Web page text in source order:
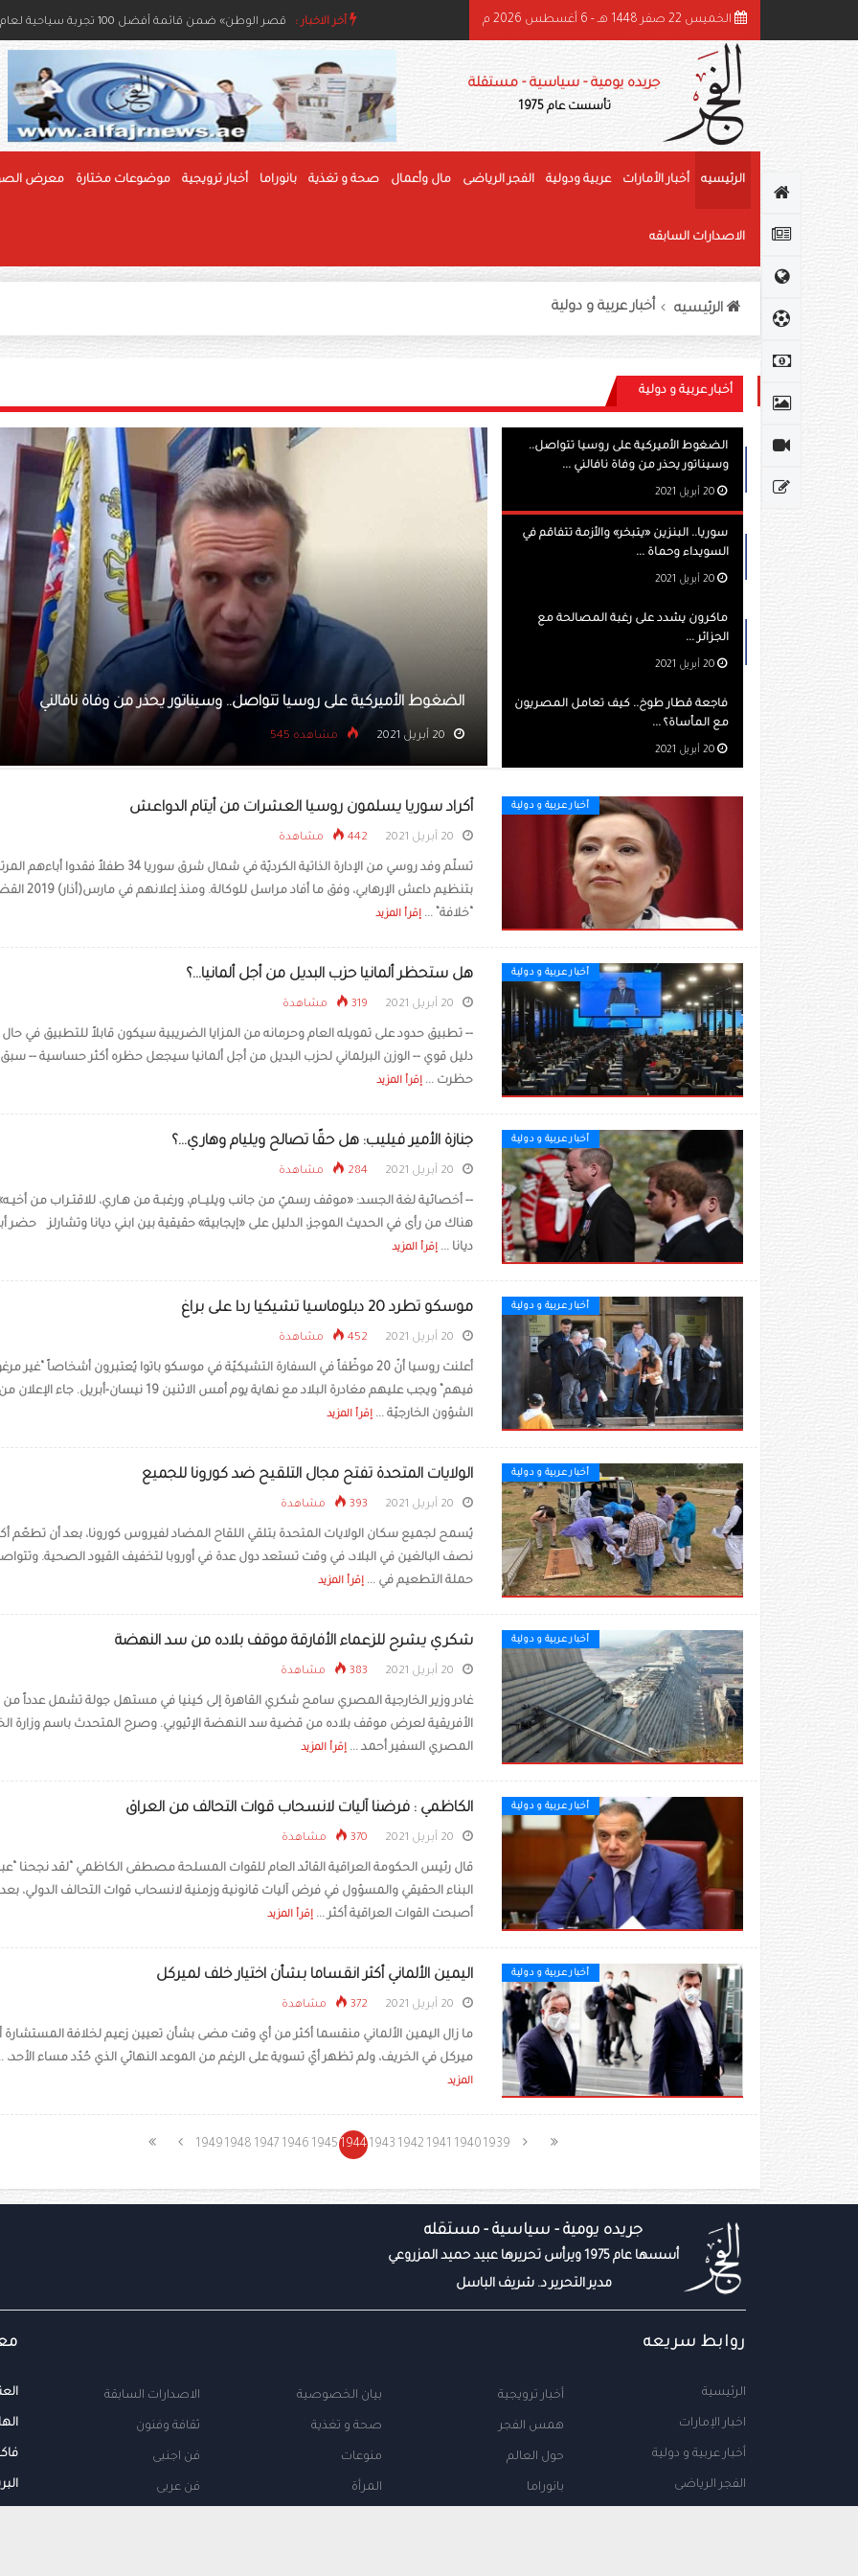
أخر الاخبار : مسابقات الفاكهة بمهرجان الوثبة للرطب تعزز جودة الوثبة للرطب يتوج الفائزين في «خرايف البيت» والمانجو
الخميس 22 صفر 1448 هـ - 6 أغسطس 2026 م
جريده يومية - سياسية - مستقلة
تأسست عام 1975
الرئيسيه أخبار الأمارات عربية ودولية الفجر الرياضى مال وأعمال صحة و تغذية بانوراما أخبار ترويجية موضوعات مختارة معرض
الاصدارات السابقه
الرئيسيه أخبار عربية و دولية
أخبار عربية و دولية
الضغوط الأميركية على روسيا تتواصل..
وسيناتور يحذر من وفاة نافالني ...
سوريا.. البنزين «يتبخر» والأزمة تتفاقم في
السويداء وحماة ...
ماكرون يشدد على رغبة المصالحة مع
الجزائر ...
فاجعة قطار طوخ.. كيف تعامل المصريون
مع المأساة؟ ...
على روسيا تتواصل.. وسيناتور يحذر من وفاة نافالني سوريا.. البنزين «يتبخر» والأزمة تتفاقم في السويداء وحماة
20 أبريل 2021 مشاهده 478
أخبار عربية و دولية أكراد سوريا يسلمون روسيا العشرات من أيتام الدواعش
442 مشاهدة
تسلّم وفد روسي من الإدارة الذاتية الكرديّة في شمال شرق سوريا 34 طفلاً
بتنظيم داعش الإرهابي، وفق ما أفاد
“خلافة” ... إقرأ المزيد
أخبار عربية و دولية هل ستحظر ألمانيا حزب البديل من أجل ألمانيا...؟
319 مشاهدة
-- تطبيق حدود على تمويله العام وحرمانه من المزايا الضريبية سيكون قابلاً للتطبيق في
دليل قوي -- الوزن البرلماني لحزب البديل من أجل ألمانيا سيجعل حظره أكثر حساسية -- سبق
حظرت ... إقرأ المزيد
أخبار عربية و دولية جنازة الأمير فيليب: هل حقًا تصالح ويليام وهاري...؟
284 مشاهدة
-- أخصائية لغة الجسد: «موقف رسميّ من جانب ويليــام، ورغبـة من هـاري، للاقتـراب من
هناك من رأى في الحديث الموجز، الدليل على «إيجابية» حقيقية بين ابني ديانا وتشارلز حضر
ديانا ... إقرأ المزيد
أخبار عربية و دولية موسكو تطرد 20 دبلوماسيا تشيكيا ردا على براغ
452 مشاهدة
أعلنت روسيا أنّ 20 موظّفاً في السفارة التشيكيّة في موسكو باتوا يُعتبرون أشخاصاً “غير
فيهم” ويجب عليهم مغادرة البلاد مع نهاية يوم أمس الاثنين 19 نيسان-أبريل. جاء
الشؤون الخارجيّة ... إقرأ المزيد
أخبار عربية و دولية الولايات المتحدة تفتح مجال التلقيح ضد كورونا للجميع
393 مشاهدة
يُسمح لجميع سكان الولايات المتحدة بتلقي اللقاح المضاد لفيروس كورونا، بعد أن تطعّم
نصف البالغين في البلاد، في وقت تستعد دول عدة في أوروبا لتخفيف القيود الصحية.
حملة التطعيم في ... إقرأ المزيد
أخبار عربية و دولية شكري يشرح للزعماء الأفارقة موقف بلاده من سد النهضة
383 مشاهدة
غادر وزير الخارجية المصري سامح شكري القاهرة إلى كينيا في مستهل جولة تشمل عدداً من
الأفريقية لعرض موقف بلاده من قضية سد النهضة الإثيوبي. وصرح المتحدث باسم وزارة
المصري السفير أحمد ... إقرأ المزيد
أخبار عربية و دولية الكاظمي : فرضنا آليات لانسحاب قوات التحالف من العراق
370 مشاهدة
قال رئيس الحكومة العراقية القائد العام للقوات المسلحة مصطفى الكاظمي “لقد نجحنا “عبر
البناء الحقيقي والمسؤول في فرض آليات قانونية وزمنية لانسحاب قوات التحالف الدولي،
أصبحت القوات العراقية أكثر ... إقرأ المزيد
أخبار عربية و دولية اليمين الألماني أكثر انقساما بشأن اختيار خلف لميركل
372 مشاهدة
ما زال اليمين الألماني منقسما أكثر من أي وقت مضى بشأن تعيين زعيم لخلافة المستشارة
ميركل في الخريف، ولم تظهر أيّ تسوية على الرغم من الموعد النهائي الذي حُدّد مساء الأحد،
المزيد
1939
1940
1941
1942
1943
1944
1945
1946
1947
1948
1949
بوتين: ماكرون لا يفهم
ناغورني
ترامب: مضيق هرمز
جريده يومية - سياسية - مستقله
أسسها عام 1975 ويرأس تحريرها عبيد حميد المزروعي
مدير التحرير د. شريف الباسل
روابط سريعه
الرئيسية
اخبار الإمارات
أخبار عربية و دولية
الفجر الرياضى
أخبار ترويجية
همس الفجر
حول العالم
بانوراما
بيان الخصوصية
صحة و تغذية
منوعات
المرأة
الاصدارات السابقة
ثقافة وفنون
فن اجنبى
فن عربى